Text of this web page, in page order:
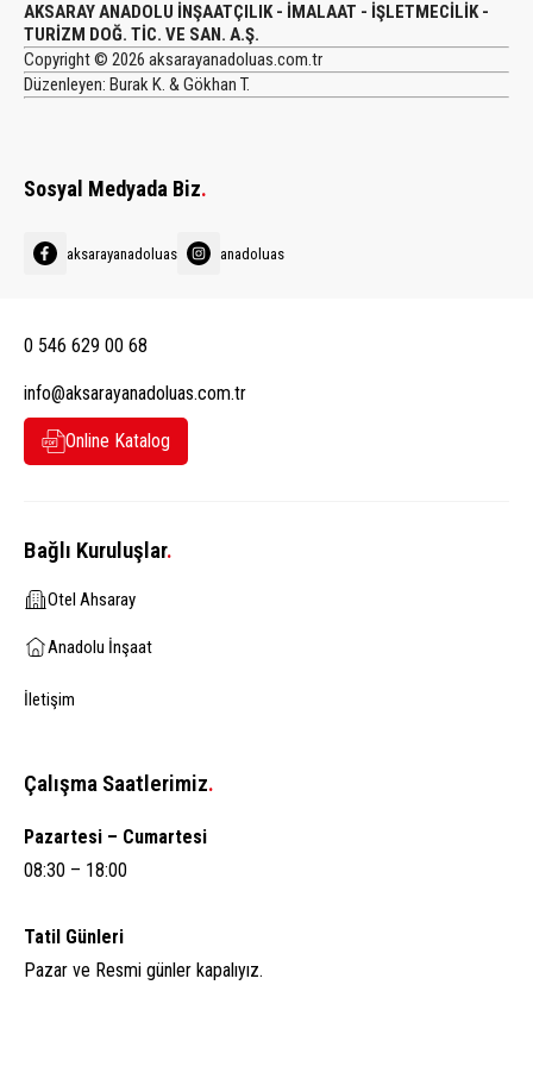
AKSARAY ANADOLU İNŞAATÇILIK - İMALAAT - İŞLETMECİLİK -
TURİZM DOĞ. TİC. VE SAN. A.Ş.
Copyright © 2026 aksarayanadoluas.com.tr
Düzenleyen: Burak K. & Gökhan T.
Sosyal Medyada Biz.
aksarayanadoluas anadoluas
0 546 629 00 68
info@aksarayanadoluas.com.tr
Online Katalog
Bağlı Kuruluşlar.
Otel Ahsaray
Anadolu İnşaat
İletişim
Çalışma Saatlerimiz.
Pazartesi – Cumartesi
08:30 – 18:00
Tatil Günleri
Pazar ve Resmi günler kapalıyız.